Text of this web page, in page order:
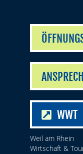
WWT
Weil am Rhein
Wirtschaft &